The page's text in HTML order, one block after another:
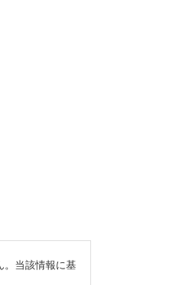
。当該情報に基